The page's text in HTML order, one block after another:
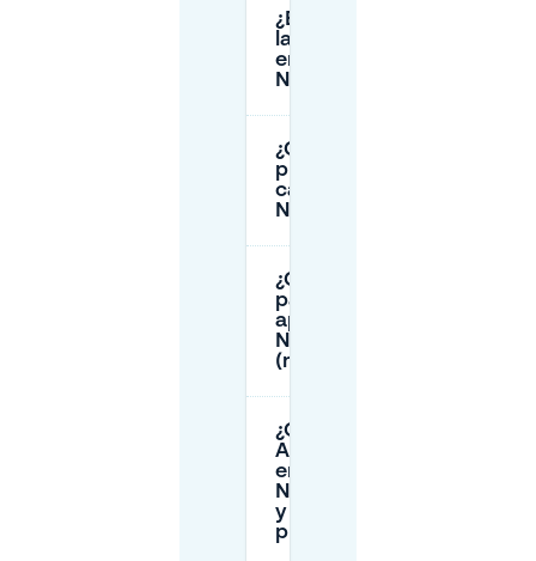
¿El aparcamiento en
la calle es de pago
en
Niederschönhausen?
¿Cuánto tiempo
puedo aparcar en la
calle en
Niederschönhausen?
¿Cómo puedo
pagar por el
aparcamiento en
Niederschönhausen
(máquina o app)?
¿Qué es el
Anwohnerparken
en
Niederschönhausen
y los visitantes
pueden obtenerlo?